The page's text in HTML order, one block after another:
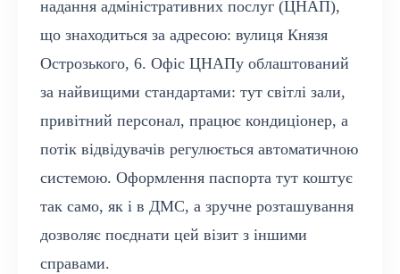
надання адміністративних послуг (ЦНАП),
що знаходиться за адресою: вулиця Князя
Острозького, 6. Офіс ЦНАПу облаштований
за найвищими стандартами: тут світлі зали,
привітний персонал, працює кондиціонер, а
потік відвідувачів регулюється автоматичною
системою. Оформлення паспорта тут коштує
так само, як і в ДМС, а зручне розташування
дозволяє поєднати цей візит з іншими
справами.